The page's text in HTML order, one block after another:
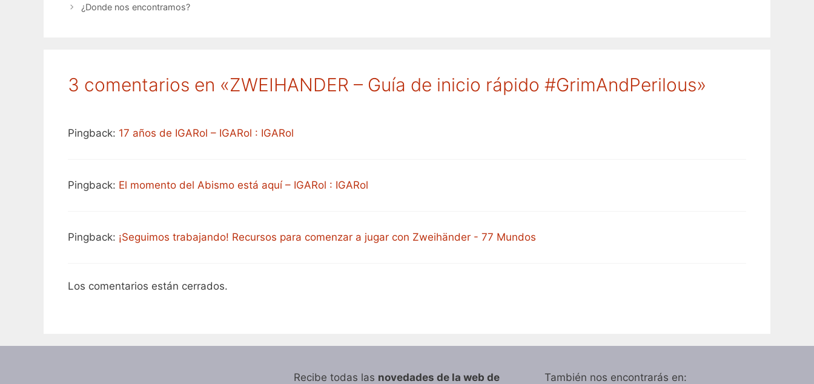
¿Donde nos encontramos?
3 comentarios en «ZWEIHANDER – Guía de inicio rápido #GrimAndPerilous»
Pingback: 17 años de IGARol – IGARol : IGARol
Pingback: El momento del Abismo está aquí – IGARol : IGARol
Pingback: ¡Seguimos trabajando! Recursos para comenzar a jugar con Zweihänder - 77 Mundos
Los comentarios están cerrados.
Recibe todas las novedades de la web de También nos encontrarás en: